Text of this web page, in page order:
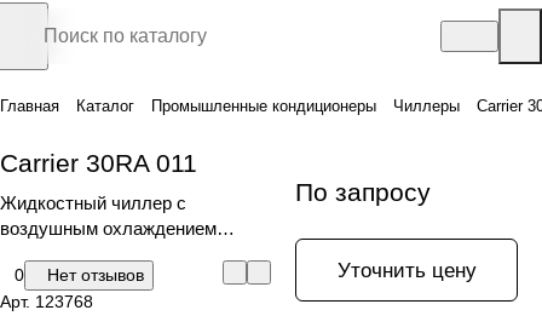
Главная Каталог Промышленные кондиционеры Чиллеры Carrier
Carrier 30RA 011
Жидкостный чиллер с
воздушным охлаждением
0
Нет отзывов
Арт. 123768
По запросу
Уточнить цену